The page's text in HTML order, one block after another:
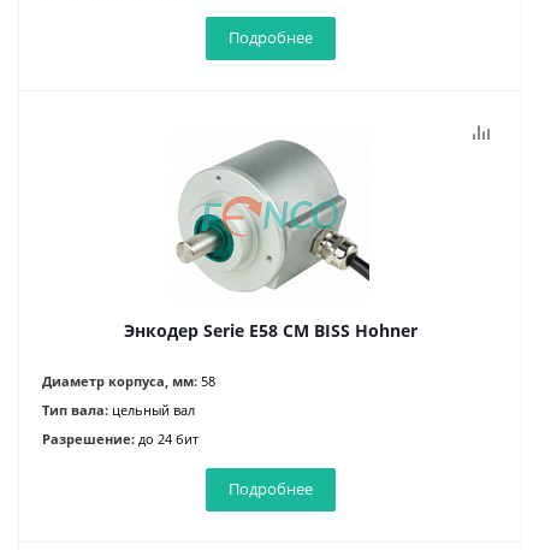
Подробнее
Энкодер Serie E58 CM BISS Hohner
Диаметр корпуса, мм: 58
Тип вала: цельный вал
Разрешение: до 24 бит
Подробнее